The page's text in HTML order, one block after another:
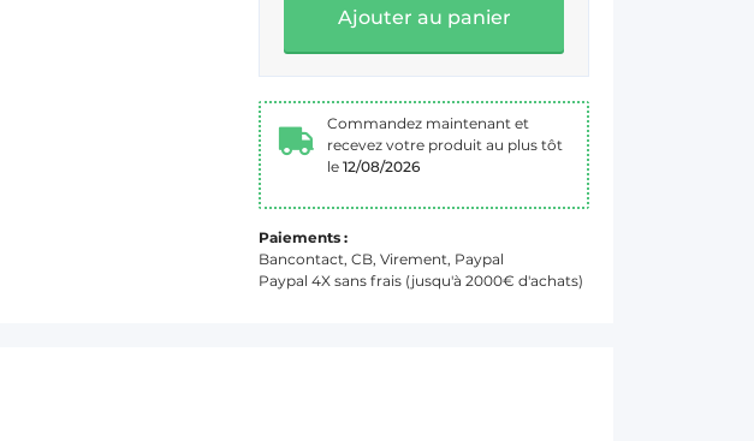
Ajouter au panier
Commandez maintenant et
recevez votre produit au plus tôt
le 12/08/2026
Paiements :
Bancontact, CB, Virement, Paypal
Paypal 4X sans frais (jusqu'à 2000€ d'achats)